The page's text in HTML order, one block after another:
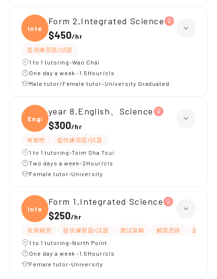
Integ
Form 2,Integrated Science
$450/hr
提供練習題/試題
1 to 1 tutoring-Wan Chai
One day a week -1.5Hour/cls
Male tutor/Female tutor-University Graduated
Engli
year 8,English、Science
$300/hr
有耐性
提供練習題/試題
1 to 1 tutoring-Tsim Sha Tsui
Two days a week-2Hour/cls
Female tutor-University
Integ
Form 1,Integrated Science
$250/hr
長期補習 提供練習題/試題 應試策略 解題思路
題目講解
1 to 1 tutoring-North Point
One day a week -1.5Hour/cls
Female tutor-University